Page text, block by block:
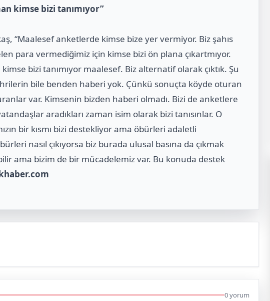
kimse bizi tanımıyor”
“Maalesef anketlerde kimse bize yer vermiyor. Biz şahıs
para vermediğimiz için kimse bizi ön plana çıkartmıyor.
bizi tanımıyor maalesef. Biz alternatif olarak çıktık. Şu
bile benden haberi yok. Çünkü sonuçta köyde oturan
var. Kimsenin bizden haberi olmadı. Bizi de anketlere
aradıkları zaman isim olarak bizi tanısınlar. O
bir kısmı bizi destekliyor ama öbürleri adaletli
nasıl çıkıyorsa biz burada ulusal basına da çıkmak
ama bizim de bir mücadelemiz var. Bu konuda destek
0 yorum